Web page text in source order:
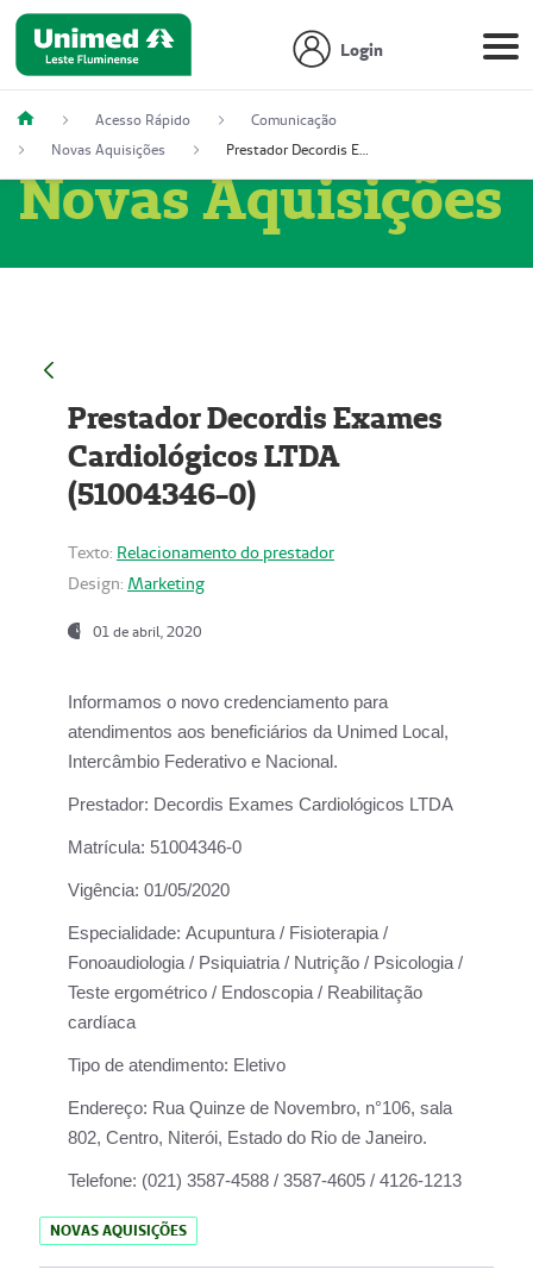
Login
Acesso Rápido
Comunicação
Novas Aquisições
Prestador Decordis Exames Cardiológicos LTDA (51004346-0)
Novas Aquisições
Prestador Decordis Exames
Cardiológicos LTDA
(51004346-0)
Texto: Relacionamento do prestador
Design: Marketing
01 de abril, 2020
Informamos o novo credenciamento para
atendimentos aos beneficiários da Unimed Local,
Intercâmbio Federativo e Nacional.
Prestador: Decordis Exames Cardiológicos LTDA
Matrícula: 51004346-0
Vigência: 01/05/2020
Especialidade: Acupuntura / Fisioterapia /
Fonoaudiologia / Psiquiatria / Nutrição / Psicologia /
Teste ergométrico / Endoscopia / Reabilitação
cardíaca
Tipo de atendimento: Eletivo
Endereço: Rua Quinze de Novembro, n°106, sala
802, Centro, Niterói, Estado do Rio de Janeiro.
Telefone: (021) 3587-4588 / 3587-4605 / 4126-1213
NOVAS AQUISIÇÕES